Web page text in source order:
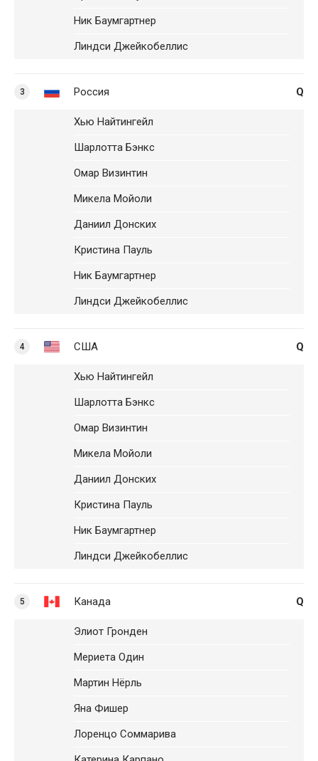
Ник Баумгартнер
Линдси Джейкобеллис
3 Россия Q
Хью Найтингейл
Шарлотта Бэнкс
Омар Визинтин
Микела Мойоли
Даниил Донских
Кристина Пауль
Ник Баумгартнер
Линдси Джейкобеллис
4 США Q
Хью Найтингейл
Шарлотта Бэнкс
Омар Визинтин
Микела Мойоли
Даниил Донских
Кристина Пауль
Ник Баумгартнер
Линдси Джейкобеллис
5 Канада Q
Элиот Гронден
Мериета Один
Мартин Нёрль
Яна Фишер
Лоренцо Соммарива